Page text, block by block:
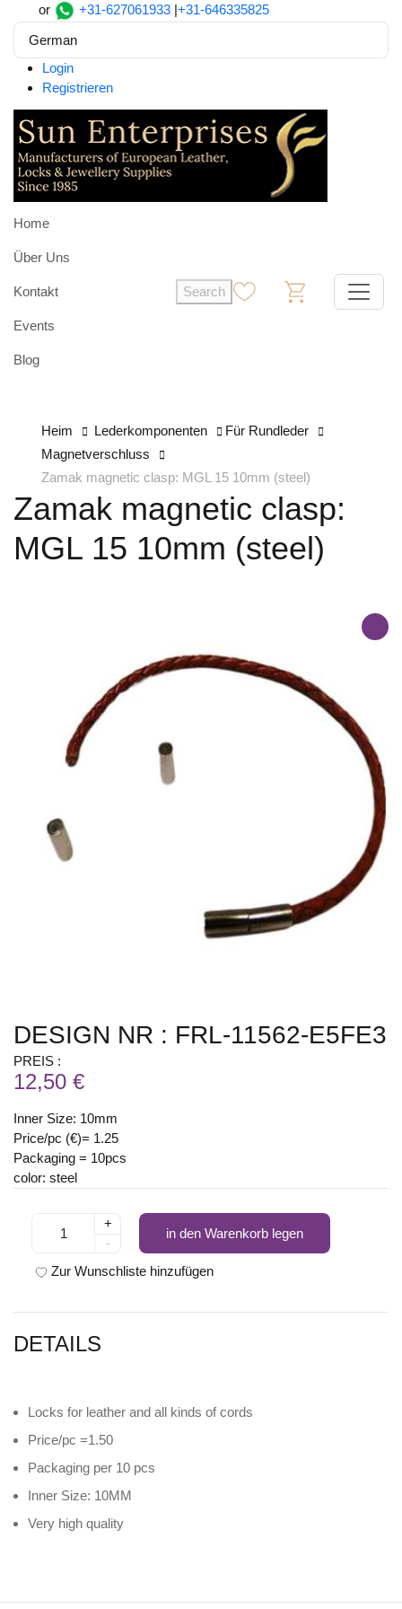
or +31-627061933 |+31-646335825
German
Login
Registrieren
Home
Über Uns
Kontakt
Events
Blog
Search
Heim Lederkomponenten
Für Rundleder
Magnetverschluss
Zamak magnetic clasp: MGL 15 10mm (steel)
Zamak magnetic clasp:
MGL 15 10mm (steel)
DESIGN NR : FRL-11562-E5FE3
PREIS :
12,50 €
Inner Size: 10mm
Price/pc (€)= 1.25
Packaging = 10pcs
color: steel
+
-
in den Warenkorb legen
Zur Wunschliste hinzufügen
DETAILS
Locks for leather and all kinds of cords
Price/pc =1.50
Packaging per 10 pcs
Inner Size: 10MM
Very high quality